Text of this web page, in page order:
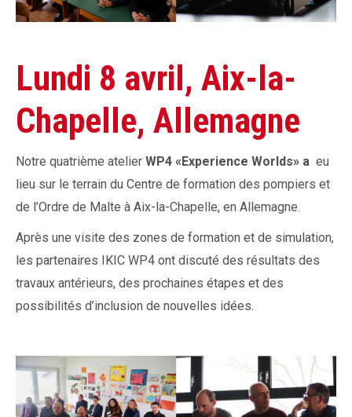
Lundi 8 avril, Aix-la-
Chapelle, Allemagne
Notre quatrième atelier WP4 «Experience Worlds» a eu
lieu sur le terrain du Centre de formation des pompiers et
de l’Ordre de Malte à Aix-la-Chapelle, en Allemagne.
Après une visite des zones de formation et de simulation,
les partenaires IKIC WP4 ont discuté des résultats des
travaux antérieurs, des prochaines étapes et des
possibilités d’inclusion de nouvelles idées.